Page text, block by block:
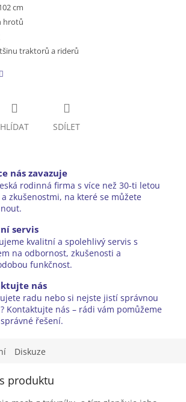
cm
hrotů
traktorů a riderů
HLÍDAT SDÍLET
nás zavazuje
rodinná firma s více než 30-ti letou
zkušenostmi, na které se můžete
servis
kvalitní a spolehlivý servis s
na odbornost, zkušenosti a
funkčnost.
nás
radu nebo si nejste jistí správnou
Kontaktujte nás – rádi vám pomůžeme
řešení.
Diskuze
produktu